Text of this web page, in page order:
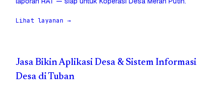
Lihat layanan →
Jasa Bikin Aplikasi Desa & Sistem Informasi
Desa di Tuban